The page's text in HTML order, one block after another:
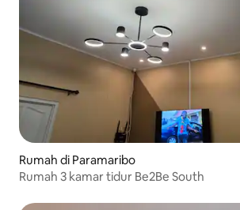
Rumah di Paramaribo
Rumah 3 kamar tidur Be2Be South